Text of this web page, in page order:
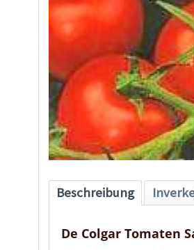
Beschreibung
De Colgar Tomaten